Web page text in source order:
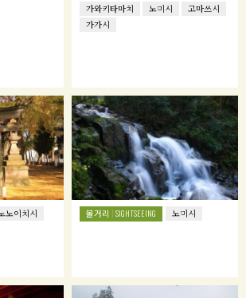
가와키타마치
노미시
고마쓰시
가가시
노이치시 볼거리 SIGHTSEEING 노미시